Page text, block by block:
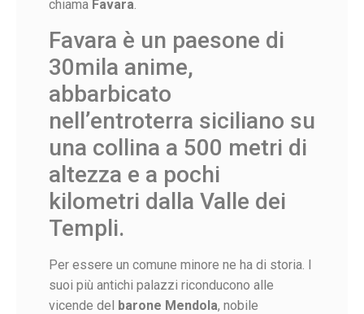
chiama Favara.
Favara è un paesone di
30mila anime,
abbarbicato
nell’entroterra siciliano su
una collina a 500 metri di
altezza e a pochi
kilometri dalla Valle dei
Templi.
Per essere un comune minore ne ha di storia. I
suoi più antichi palazzi riconducono alle
vicende del barone Mendola, nobile